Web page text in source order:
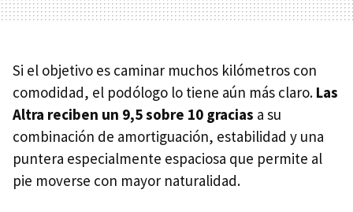
Si el objetivo es caminar muchos kilómetros con
comodidad, el podólogo lo tiene aún más claro. Las
Altra reciben un 9,5 sobre 10 gracias a su
combinación de amortiguación, estabilidad y una
puntera especialmente espaciosa que permite al
pie moverse con mayor naturalidad.